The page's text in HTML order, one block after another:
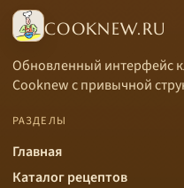
COOKNEW.RU
Обновленный интерфейс
Cooknew с привычной
РАЗДЕЛЫ
Главная
Каталог рецептов